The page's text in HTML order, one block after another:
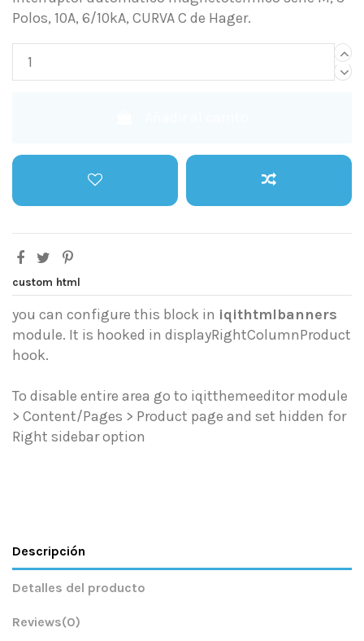
Polos, 10A, 6/10kA, CURVA C de Hager.
custom html
you can configure this block in iqithtmlbanners
module. It is hooked in displayRightColumnProduct
hook.
To disable entire area go to iqitthemeeditor module
> Content/Pages > Product page and set hidden for
Right sidebar option
Descripción
Detalles del producto
Reviews(0)